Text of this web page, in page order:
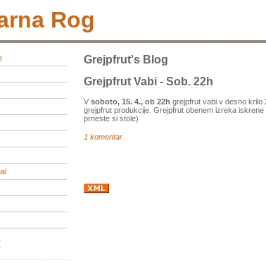
Rog
Grejpfrut's Blog
Grejpfrut Vabi - Sob. 22h
V soboto, 15. 4., ob 22h grejpfrut vabi v desno krilo
grejpfrut produkcije. Grejpfrut obenem izreka
prneste si stole)
1 komentar